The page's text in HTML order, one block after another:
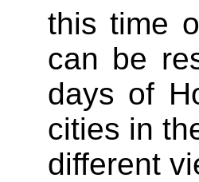
this time
can be
days of
cities in
different